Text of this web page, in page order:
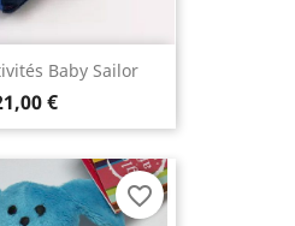
Baby Sailor
€
favorite_border